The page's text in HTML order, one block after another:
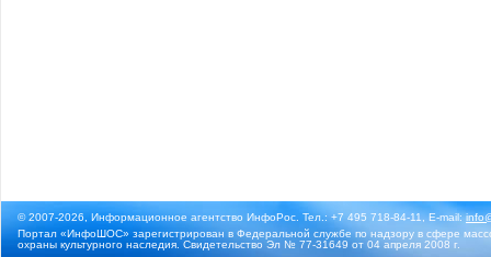
© 2007-2026, Информационное агентство ИнфоРос. Тел.: +7 495 718-84-11, E-mail:
Портал «ИнфоШОС» зарегистрирован в Федеральной службе по надзору в сфере
охраны культурного наследия. Свидетельство Эл № 77-31649 от 04 апреля 2008 г.